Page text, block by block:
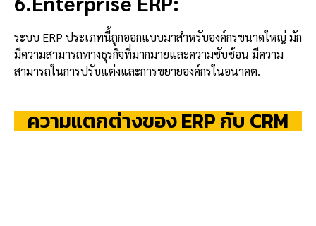
ระบบ ERP ประเภทนี้ถูกออกแบบมาสำหรับองค์กรขนาดใหญ่ มัก
มีความสามารถทางธุรกิจที่มากมายและความซับซ้อน มีความ
สามารถในการปรับแต่งและการขยายองค์กรในอนาคต.
ความแตกต่างของ ERP กับ CRM